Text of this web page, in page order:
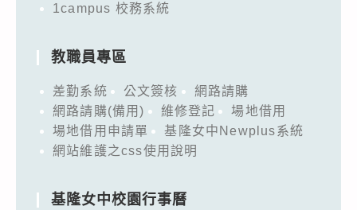
1campus 校務系統
教職員專區
差勤系統 公文簽核
網路請購
網路請購(備用)
維修登記
場地借用
場地借用申請單
基隆女中Newplus系統
網站維護之css使用說明
基隆女中校園行事曆